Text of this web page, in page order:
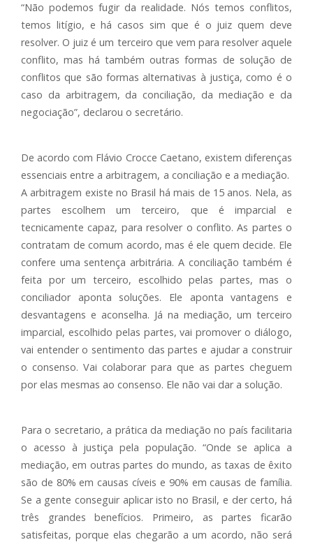
“Não podemos fugir da realidade. Nós temos conflitos,
temos litígio, e há casos sim que é o juiz quem deve
resolver. O juiz é um terceiro que vem para resolver aquele
conflito, mas há também outras formas de solução de
conflitos que são formas alternativas à justiça, como é o
caso da arbitragem, da conciliação, da mediação e da
negociação”, declarou o secretário.
De acordo com Flávio Crocce Caetano, existem diferenças
essenciais entre a arbitragem, a conciliação e a mediação.
A arbitragem existe no Brasil há mais de 15 anos. Nela, as
partes escolhem um terceiro, que é imparcial e
tecnicamente capaz, para resolver o conflito. As partes o
contratam de comum acordo, mas é ele quem decide. Ele
confere uma sentença arbitrária. A conciliação também é
feita por um terceiro, escolhido pelas partes, mas o
conciliador aponta soluções. Ele aponta vantagens e
desvantagens e aconselha. Já na mediação, um terceiro
imparcial, escolhido pelas partes, vai promover o diálogo,
vai entender o sentimento das partes e ajudar a construir
o consenso. Vai colaborar para que as partes cheguem
por elas mesmas ao consenso. Ele não vai dar a solução.
Para o secretario, a prática da mediação no país facilitaria
o acesso à justiça pela população. “Onde se aplica a
mediação, em outras partes do mundo, as taxas de êxito
são de 80% em causas cíveis e 90% em causas de família.
Se a gente conseguir aplicar isto no Brasil, e der certo, há
três grandes benefícios. Primeiro, as partes ficarão
satisfeitas, porque elas chegarão a um acordo, não será